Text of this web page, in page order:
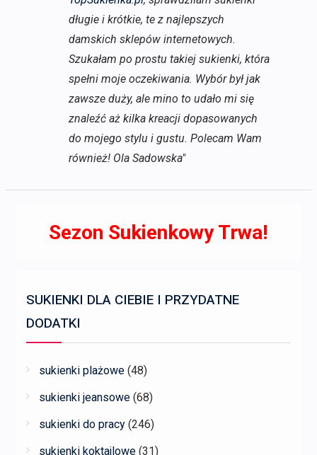
długie i krótkie, te z najlepszych
damskich sklepów internetowych.
Szukałam po prostu takiej sukienki, która
spełni moje oczekiwania. Wybór był jak
zawsze duży, ale mino to udało mi się
znaleźć aż kilka kreacji dopasowanych
do mojego stylu i gustu. Polecam Wam
również! Ola Sadowska"
Sezon Sukienkowy Trwa!
SUKIENKI DLA CIEBIE I PRZYDATNE
DODATKI
sukienki plażowe (48)
sukienki jeansowe (68)
sukienki do pracy (246)
sukienki koktajlowe (31)